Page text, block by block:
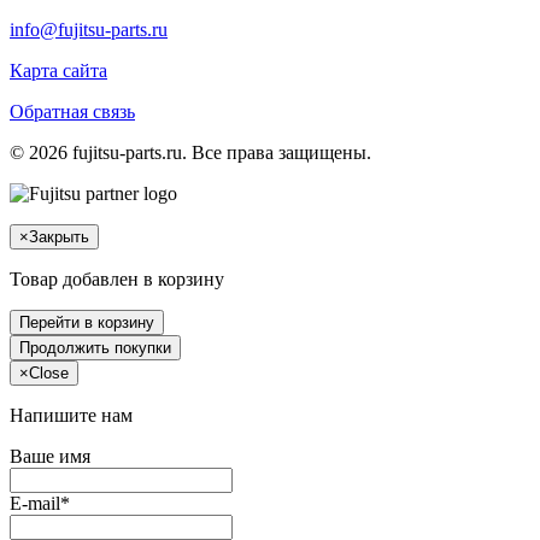
info@fujitsu-parts.ru
Карта сайта
Обратная связь
© 2026 fujitsu-parts.ru. Все права защищены.
×Закрыть
Товар добавлен в корзину
Перейти в корзину
Продолжить покупки
×Close
Напишите нам
Ваше имя
E-mail*